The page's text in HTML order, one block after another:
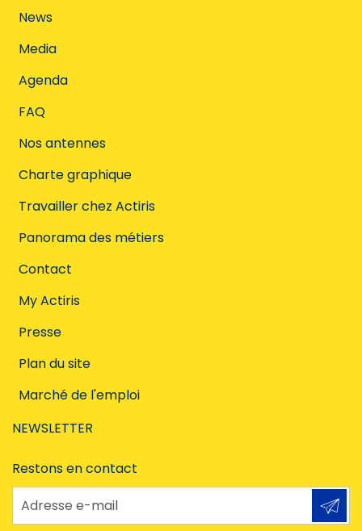
News
Media
Agenda
FAQ
Nos antennes
Charte graphique
Travailler chez Actiris
Panorama des métiers
Contact
My Actiris
Presse
Plan du site
Marché de l'emploi
NEWSLETTER
Restons en contact
Adresse e-mail